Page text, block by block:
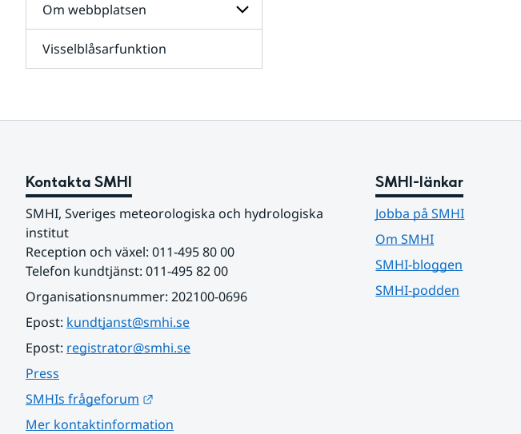
för
och
Om webbplatsen
för
Visselblåsarfunktion
Kontakta SMHI
SMHI, Sveriges meteorologiska och hydrologiska
institut
Reception och växel: 011-495 80 00
Telefon kundtjänst: 011-495 82 00
Organisationsnummer: 202100-0696
Epost: kundtjanst@smhi.se
Epost: registrator@smhi.se
Press
SMHIs frågeforum
Mer kontaktinformation
SMHI-länkar
Jobba på SMHI
Om SMHI
SMHI-bloggen
SMHI-podden